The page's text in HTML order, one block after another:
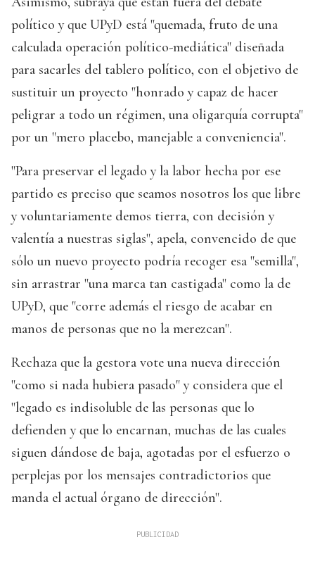
político y que UPyD está "quemada, fruto de una
calculada operación político-mediática" diseñada
para sacarles del tablero político, con el objetivo de
sustituir un proyecto "honrado y capaz de hacer
peligrar a todo un régimen, una oligarquía corrupta"
por un "mero placebo, manejable a conveniencia".
"Para preservar el legado y la labor hecha por ese
partido es preciso que seamos nosotros los que libre
y voluntariamente demos tierra, con decisión y
valentía a nuestras siglas", apela, convencido de que
sólo un nuevo proyecto podría recoger esa "semilla",
sin arrastrar "una marca tan castigada" como la de
UPyD, que "corre además el riesgo de acabar en
manos de personas que no la merezcan".
Rechaza que la gestora vote una nueva dirección
"como si nada hubiera pasado" y considera que el
"legado es indisoluble de las personas que lo
defienden y que lo encarnan, muchas de las cuales
siguen dándose de baja, agotadas por el esfuerzo o
perplejas por los mensajes contradictorios que
manda el actual órgano de dirección".